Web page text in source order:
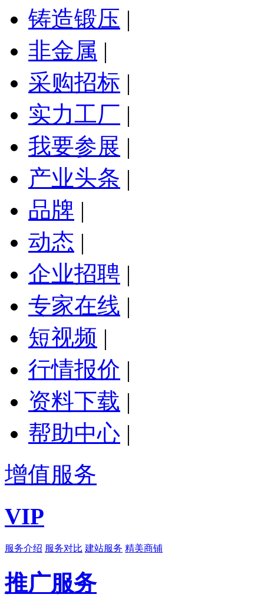
铸造锻压 |
非金属 |
采购招标 |
实力工厂 |
我要参展 |
产业头条 |
品牌 |
动态 |
企业招聘 |
专家在线 |
短视频 |
行情报价 |
资料下载 |
帮助中心 |
增值服务
VIP
服务介绍 服务对比 建站服务 精美商铺
推广服务